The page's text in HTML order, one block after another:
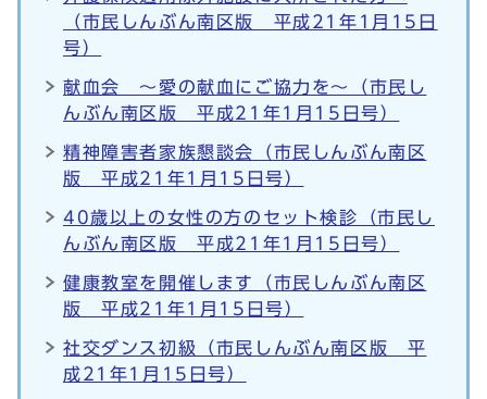
（市民しんぶん南区版 平成21年1月15日
号）
献血会 ～愛の献血にご協力を～（市民し
んぶん南区版 平成21年1月15日号）
精神障害者家族懇談会（市民しんぶん南区
版 平成21年1月15日号）
40歳以上の女性の方のセット検診（市民し
んぶん南区版 平成21年1月15日号）
健康教室を開催します（市民しんぶん南区
版 平成21年1月15日号）
社交ダンス初級（市民しんぶん南区版 平
成21年1月15日号）